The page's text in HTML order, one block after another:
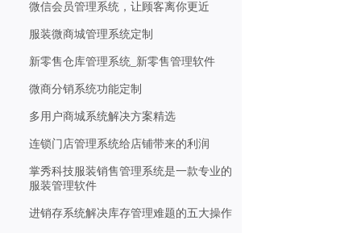
微信会员管理系统，让顾客离你更近
服装微商城管理系统定制
新零售仓库管理系统_新零售管理软件
微商分销系统功能定制
多用户商城系统解决方案精选
连锁门店管理系统给店铺带来的利润
掌秀科技服装销售管理系统是一款专业的
服装管理软件
进销存系统解决库存管理难题的五大操作